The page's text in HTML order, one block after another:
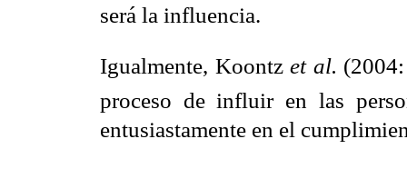
será la influencia.
Igualmente, Koontz et al.
proceso de influir en las
entusiastamente en el